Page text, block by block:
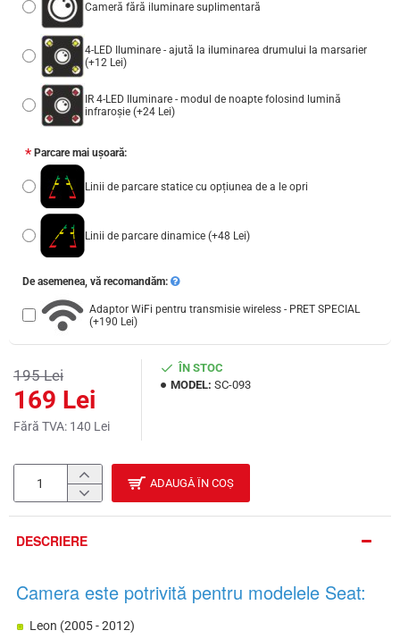
169 Lei
195 Lei
Fără TVA: 140 Lei
ÎN STOC
MODEL: SC-093
Cameră fără iluminare suplimentară
4-LED Iluminare - ajută la iluminarea drumului la marsarier
(+12 Lei)
IR 4-LED Iluminare - modul de noapte folosind lumină
infraroșie (+24 Lei)
Parcare mai ușoară:
Linii de parcare statice cu opțiunea de a le opri
Linii de parcare dinamice (+48 Lei)
De asemenea, vă recomandăm:
Adaptor WiFi pentru transmisie wireless - PRET SPECIAL
(+190 Lei)
ADAUGĂ ÎN COȘ
DESCRIERE
Camera este potrivită pentru modelele Seat:
Leon (2005 - 2012)